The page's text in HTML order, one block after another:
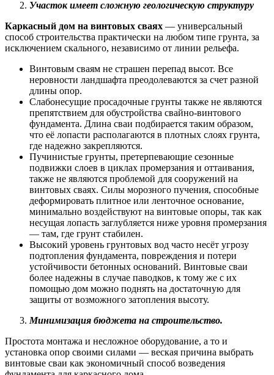
Участок имеет сложную геологическую структуру
Каркасный дом на винтовых сваях — универсальный
способ строительства практически на любом типе грунта, за
исключением скального, независимо от линии рельефа.
Винтовым сваям не страшен перепад высот. Все
неровности ландшафта преодолеваются за счет разной
длины опор.
Слабонесущие просадочные грунты также не являются
препятствием для обустройства свайно-винтового
фундамента. Длина сваи подбирается таким образом,
что её лопасти располагаются в плотных слоях грунта,
где надежно закрепляются.
Пучинистые грунты, претерпевающие сезонные
подвижки слоев в циклах промерзания и оттаивания,
также не являются проблемой для сооружений на
винтовых сваях. Силы морозного пучения, способные
деформировать плитное или ленточное основание,
минимально воздействуют на винтовые опоры, так как
несущая лопасть заглубляется ниже уровня промерзания
— там, где грунт стабилен.
Высокий уровень грунтовых вод часто несёт угрозу
подтопления фундамента, повреждения и потери
устойчивости бетонных оснований. Винтовые сваи
более надежны в случае паводков, к тому же с их
помощью дом можно поднять на достаточную для
защиты от возможного затопления высоту.
Минимизация бюджета на строительство.
Простота монтажа и несложное оборудование, а то и
установка опор своими силами — веская причина выбрать
винтовые сваи как экономичный способ возведения